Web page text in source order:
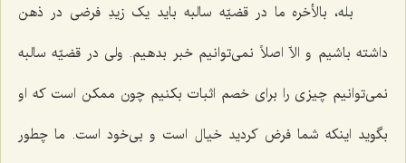
بله، بالأخره ما در قضیّه سالبه باید یک زیدِ فرضی در ذهن
داشته باشیم و الاّ اصلاً نمی‌توانیم خبر بدهیم. ولی در قضیّه سالبه
نمی‌توانیم چیزی را برای خصم اثبات بکنیم چون ممکن است که او
بگوید اینکه شما فرض کردید خیال است و بی‌خود است. ما چطور